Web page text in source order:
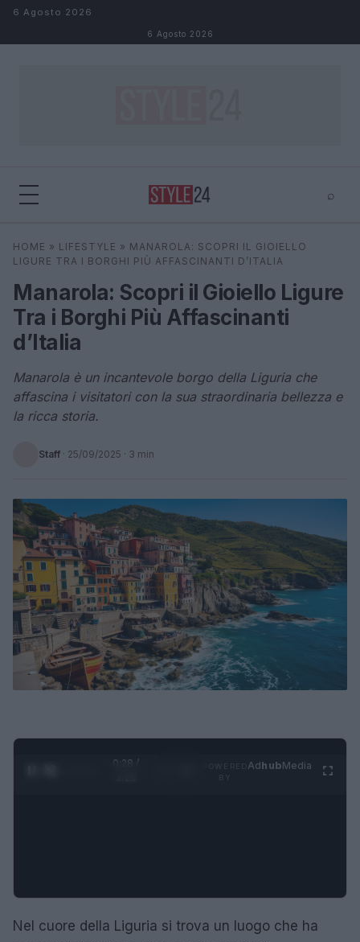
Salta al contenuto
6 Agosto 2026
6 Agosto 2026
⌕
Cerca ⌕
HOME » LIFESTYLE » MANAROLA: SCOPRI IL GIOIELLO
LIGURE TRA I BORGHI PIÙ AFFASCINANTI D’ITALIA
Manarola: Scopri il Gioiello Ligure
Tra i Borghi Più Affascinanti
d’Italia
Manarola è un incantevole borgo della Liguria che
affascina i visitatori con la sua straordinaria bellezza e
la ricca storia.
Staff · 25/09/2025 · 3 min
0:29 /
AdhubMedia
Nel cuore della Liguria si trova un luogo che ha